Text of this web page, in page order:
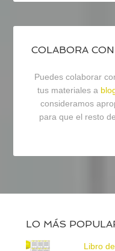
COLABORA
Puedes colaborar
tus materiales a
consideramos
para que el resto
LO MÁS
Libro